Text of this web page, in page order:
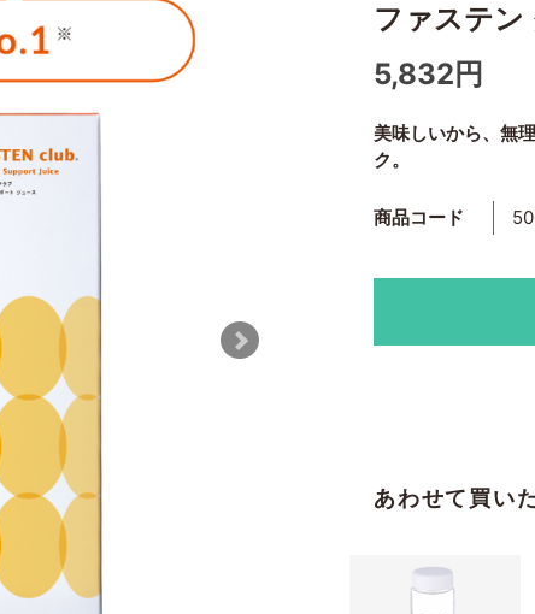
美味しいから、無
ク。
ファステン
5,832円
商品コード
あわせて買い